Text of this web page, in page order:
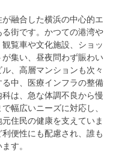
融合した横浜の中心的エ
街です。かつての港湾や
覧車や文化施設、ショッ
集い、昼夜問わず賑わい
、高層マンションも次々
中、医療インフラの整備
は、急な体調不良から慢
幅広いニーズに対応し、
住民の健康を支えていま
便性にも配慮され、誰も
す。